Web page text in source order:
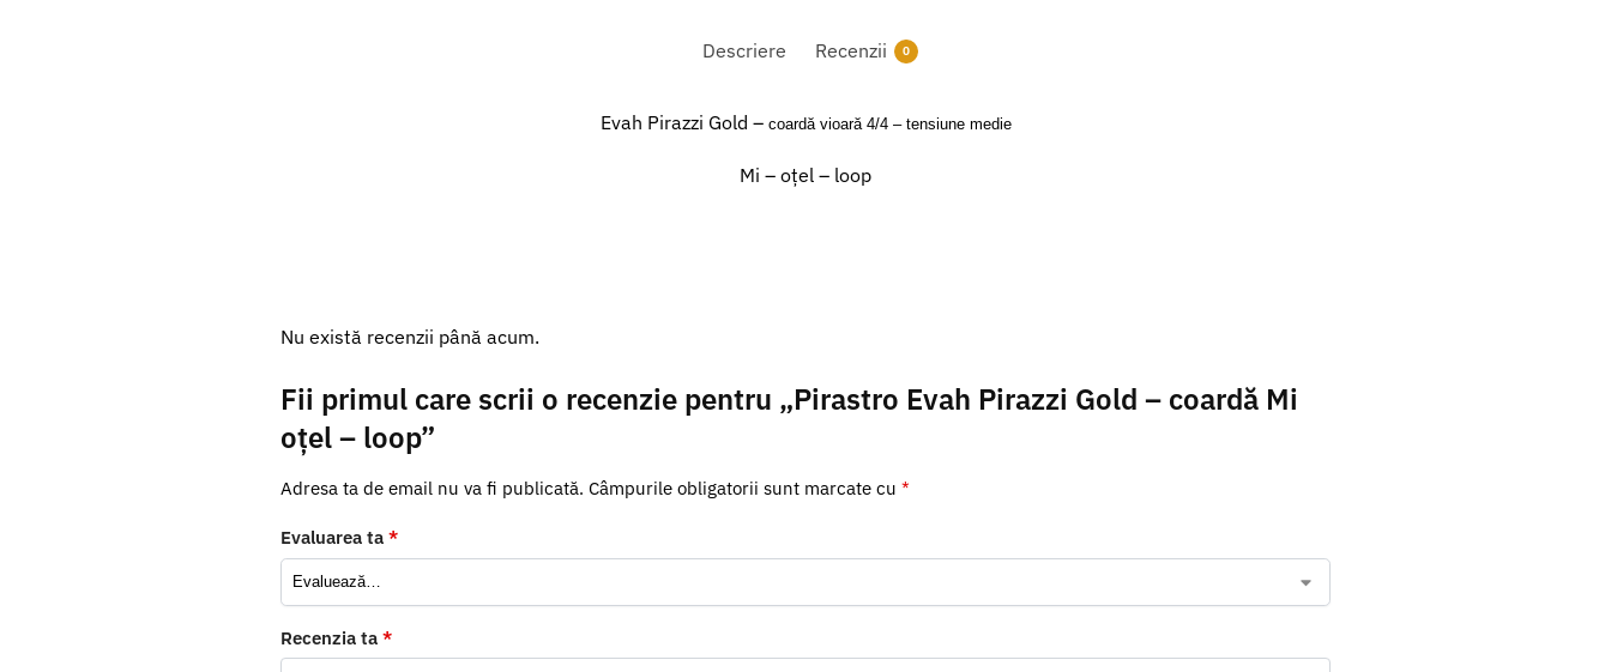
Descriere Recenzii 0
Evah Pirazzi Gold – coardă vioară 4/4 – tensiune medie
Mi – oțel – loop
Nu există recenzii până acum.
Fii primul care scrii o recenzie pentru „Pirastro Evah Pirazzi Gold – coardă Mi
oțel – loop”
Adresa ta de email nu va fi publicată. Câmpurile obligatorii sunt marcate cu *
Evaluarea ta *
Recenzia ta *